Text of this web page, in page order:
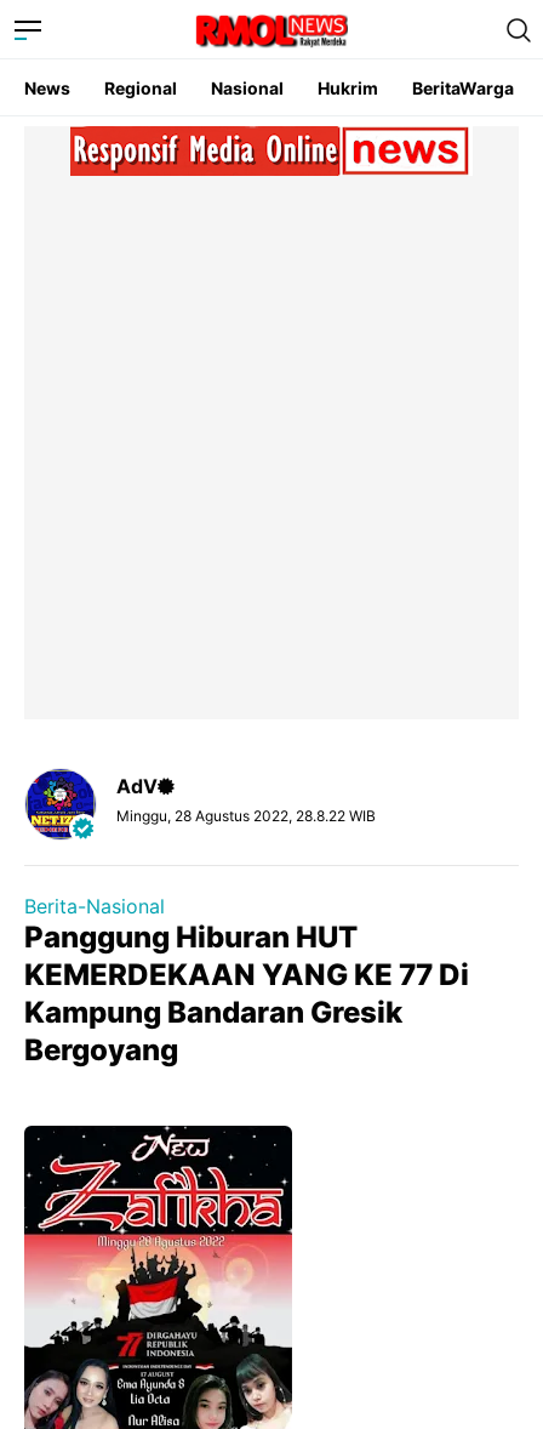
News Regional Nasional Hukrim BeritaWarga
AdV
Minggu, 28 Agustus 2022, 28.8.22 WIB
Berita-Nasional
Panggung Hiburan HUT
KEMERDEKAAN YANG KE 77 Di
Kampung Bandaran Gresik
Bergoyang